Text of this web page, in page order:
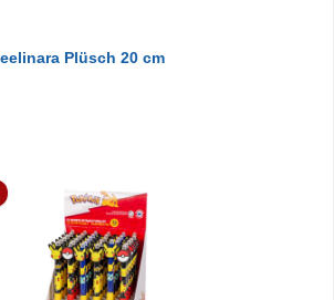
Plüsch 20 cm